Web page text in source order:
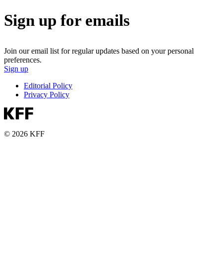
Sign up for emails
Join our email list for regular updates based on your personal
preferences.
Sign up
Editorial Policy
Privacy Policy
© 2026 KFF